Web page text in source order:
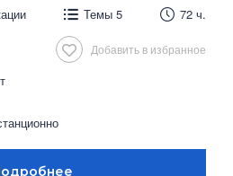
Темы 5 72 ч.
Добавить в избранное